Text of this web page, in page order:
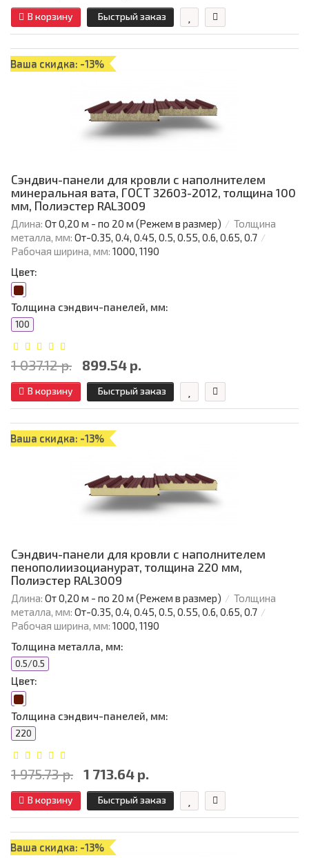
В корзину Быстрый заказ
Ваша скидка: -13%
Сэндвич-панели для кровли с наполнителем
минеральная вата, ГОСТ 32603-2012, толщина 100
мм, Полиэстер RAL3009
Длина: От 0,20 м - по 20 м (Режем в размер)
Толщина
металла, мм: От-0.35, 0.4, 0.45, 0.5, 0.55, 0.6, 0.65, 0.7
Рабочая ширина, мм: 1000, 1190
Цвет:
Толщина сэндвич-панелей, мм:
100
1 037.12 р. 899.54 р.
В корзину Быстрый заказ
Ваша скидка: -13%
Сэндвич-панели для кровли с наполнителем
пенополиизоцианурат, толщина 220 мм,
Полиэстер RAL3009
Длина: От 0,20 м - по 20 м (Режем в размер)
Толщина
металла, мм: От-0.35, 0.4, 0.45, 0.5, 0.55, 0.6, 0.65, 0.7
Рабочая ширина, мм: 1000, 1190
Толщина металла, мм:
0.5/0.5
Цвет:
Толщина сэндвич-панелей, мм:
220
1 975.73 р. 1 713.64 р.
В корзину Быстрый заказ
Ваша скидка: -13%